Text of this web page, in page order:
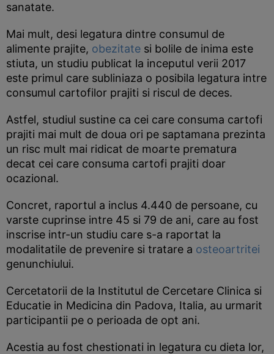
sanatate.
Mai mult, desi legatura dintre consumul de
alimente prajite, obezitate si bolile de inima este
stiuta, un studiu publicat la inceputul verii 2017
este primul care subliniaza o posibila legatura intre
consumul cartofilor prajiti si riscul de deces.
Astfel, studiul sustine ca cei care consuma cartofi
prajiti mai mult de doua ori pe saptamana prezinta
un risc mult mai ridicat de moarte prematura
decat cei care consuma cartofi prajiti doar
ocazional.
Concret, raportul a inclus 4.440 de persoane, cu
varste cuprinse intre 45 si 79 de ani, care au fost
inscrise intr-un studiu care s-a raportat la
modalitatile de prevenire si tratare a osteoartritei
genunchiului.
Cercetatorii de la Institutul de Cercetare Clinica si
Educatie in Medicina din Padova, Italia, au urmarit
participantii pe o perioada de opt ani.
Acestia au fost chestionati in legatura cu dieta lor,